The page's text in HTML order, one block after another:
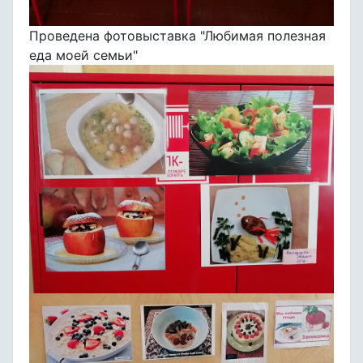
Проведена фотовыставка "Любимая полезная
еда моей семьи"